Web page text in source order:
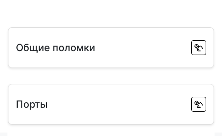
Общие поломки
Порты